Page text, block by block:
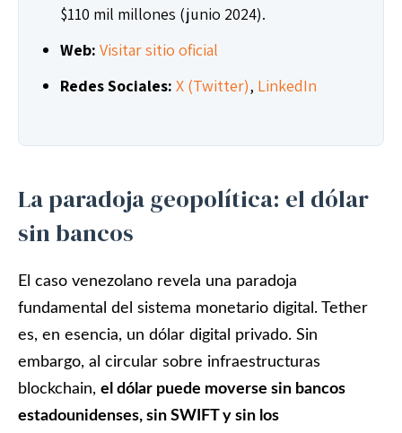
$110 mil millones (junio 2024).
Web: Visitar sitio oficial
Redes Sociales: X (Twitter), LinkedIn
La paradoja geopolítica: el dólar
sin bancos
El caso venezolano revela una paradoja
fundamental del sistema monetario digital. Tether
es, en esencia, un dólar digital privado. Sin
embargo, al circular sobre infraestructuras
blockchain, el dólar puede moverse sin bancos
estadounidenses, sin SWIFT y sin los